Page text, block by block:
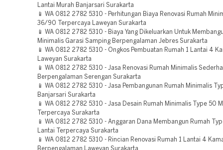
Lantai Murah Banjarsari Surakarta
📱 WA 0812 2782 5310 - Perhitungan Biaya Renovasi Rumah
36/90 Terpercaya Laweyan Surakarta
📱 WA 0812 2782 5310 - Biaya Yang Dikeluarkan Untuk
Minimalis Garasi Samping Berpengalaman Jebres Surakarta
📱 WA 0812 2782 5310 - Ongkos Pembuatan Rumah 1 Lantai 4
Laweyan Surakarta
📱 WA 0812 2782 5310 - Jasa Renovasi Rumah Minimalis
Berpengalaman Serengan Surakarta
📱 WA 0812 2782 5310 - Jasa Pembangunan Rumah Minimalis
Banjarsari Surakarta
📱 WA 0812 2782 5310 - Jasa Desain Rumah Minimalis Type 50
Terpercaya Surakarta
📱 WA 0812 2782 5310 - Anggaran Dana Membangun Rumah
Lantai Terpercaya Surakarta
📱 WA 0812 2782 5310 - Rincian Renovasi Rumah 1 Lantai 4
Berpengalaman Laweyan Surakarta